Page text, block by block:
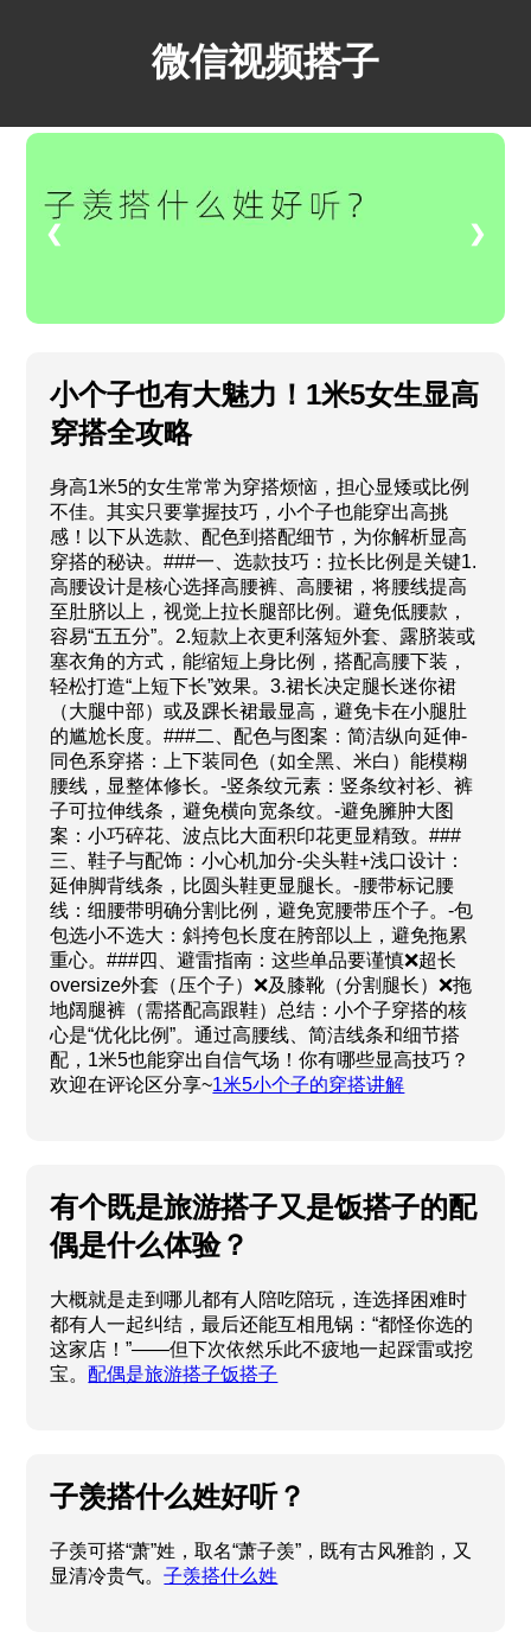
微信视频搭子
❮ ❯
小个子也有大魅力！1米5女生显高
穿搭全攻略
身高1米5的女生常常为穿搭烦恼，担心显矮或比例
不佳。其实只要掌握技巧，小个子也能穿出高挑
感！以下从选款、配色到搭配细节，为你解析显高
穿搭的秘诀。###一、选款技巧：拉长比例是关键1.
高腰设计是核心选择高腰裤、高腰裙，将腰线提高
至肚脐以上，视觉上拉长腿部比例。避免低腰款，
容易“五五分”。2.短款上衣更利落短外套、露脐装或
塞衣角的方式，能缩短上身比例，搭配高腰下装，
轻松打造“上短下长”效果。3.裙长决定腿长迷你裙
（大腿中部）或及踝长裙最显高，避免卡在小腿肚
的尴尬长度。###二、配色与图案：简洁纵向延伸-
同色系穿搭：上下装同色（如全黑、米白）能模糊
腰线，显整体修长。-竖条纹元素：竖条纹衬衫、裤
子可拉伸线条，避免横向宽条纹。-避免臃肿大图
案：小巧碎花、波点比大面积印花更显精致。###
三、鞋子与配饰：小心机加分-尖头鞋+浅口设计：
延伸脚背线条，比圆头鞋更显腿长。-腰带标记腰
线：细腰带明确分割比例，避免宽腰带压个子。-包
包选小不选大：斜挎包长度在胯部以上，避免拖累
重心。###四、避雷指南：这些单品要谨慎❌超长
oversize外套（压个子）❌及膝靴（分割腿长）❌拖
地阔腿裤（需搭配高跟鞋）总结：小个子穿搭的核
心是“优化比例”。通过高腰线、简洁线条和细节搭
配，1米5也能穿出自信气场！你有哪些显高技巧？
欢迎在评论区分享~1米5小个子的穿搭讲解
有个既是旅游搭子又是饭搭子的配
偶是什么体验？
大概就是走到哪儿都有人陪吃陪玩，连选择困难时
都有人一起纠结，最后还能互相甩锅：“都怪你选的
这家店！”——但下次依然乐此不疲地一起踩雷或挖
宝。配偶是旅游搭子饭搭子
子羡搭什么姓好听？
子羡可搭“萧”姓，取名“萧子羡”，既有古风雅韵，又
显清冷贵气。子羡搭什么姓